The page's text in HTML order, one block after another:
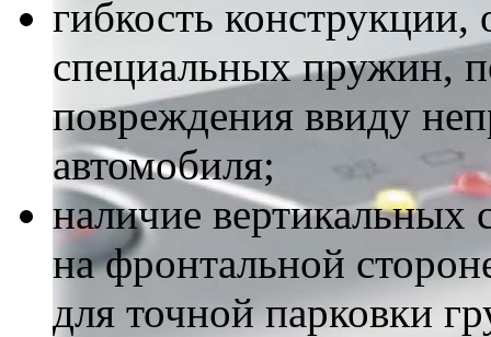
гибкость
специальных пружин,
повреждения ввиду
автомобиля;
наличие
на фронтальной
для точной парковки